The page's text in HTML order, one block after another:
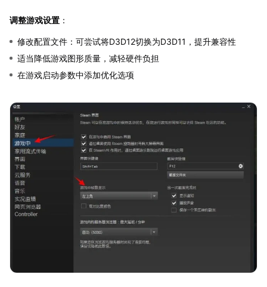
调整游戏设置 ：
修改配置文件：可尝试将D3D12切换为D3D11，提升兼容性
适当降低游戏图形质量，减轻硬件负担
在游戏启动参数中添加优化选项